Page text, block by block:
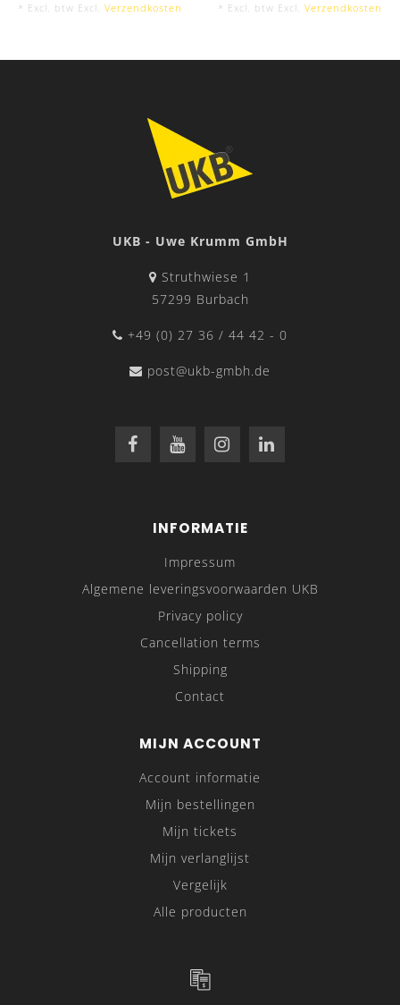
* Excl. btw Excl. Verzendkosten * Excl. btw Excl. Verzendkosten
UKB - Uwe Krumm GmbH
Struthwiese 1
57299 Burbach
+49 (0) 27 36 / 44 42 - 0
post@ukb-gmbh.de
INFORMATIE
Impressum
Algemene leveringsvoorwaarden UKB
Privacy policy
Cancellation terms
Shipping
Contact
MIJN ACCOUNT
Account informatie
Mijn bestellingen
Mijn tickets
Mijn verlanglijst
Vergelijk
Alle producten